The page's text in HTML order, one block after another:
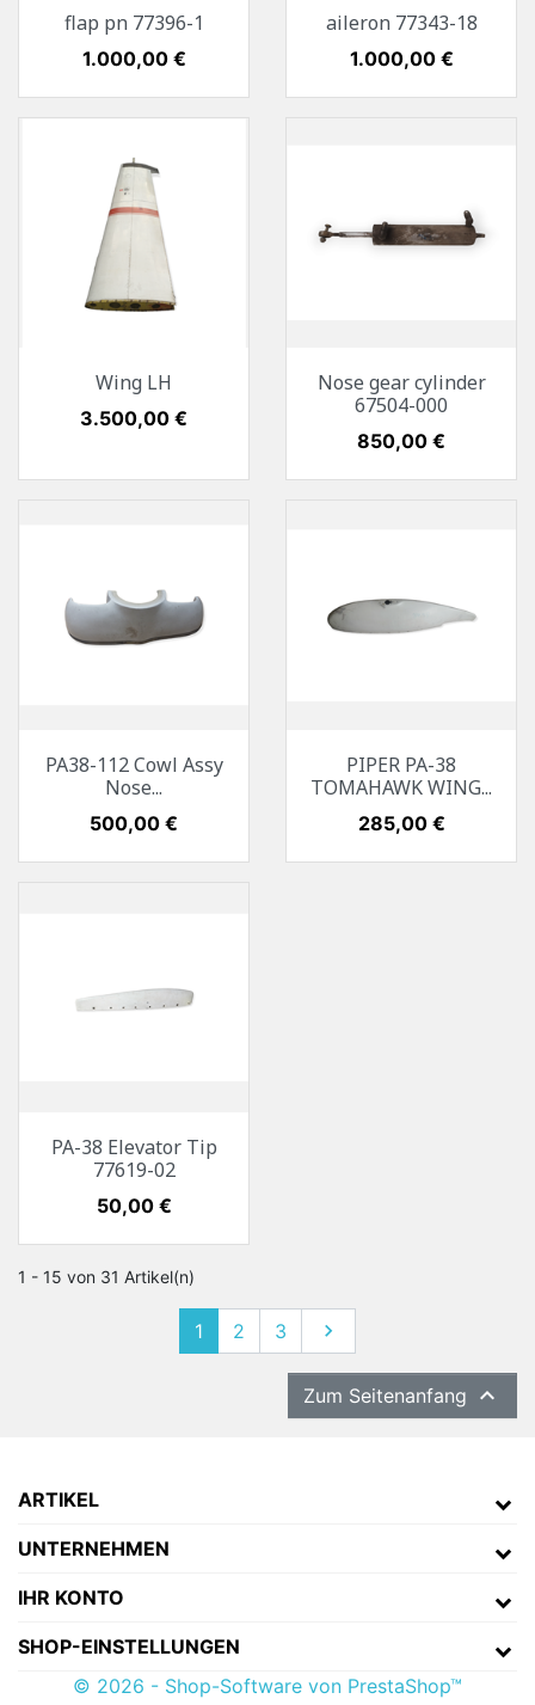
flap pn 77396-1
Preis
1.000,00 €
aileron 77343-18
Preis
1.000,00 €
Wing LH
Preis
3.500,00 €
Nose gear cylinder
67504-000
Preis
850,00 €
PA38-112 Cowl Assy
Nose...
Preis
500,00 €
PIPER PA-38
TOMAHAWK WING...
Preis
285,00 €
PA-38 Elevator Tip
77619-02
Preis
50,00 €
1 - 15 von 31 Artikel(n)
1 2 3 Weiter

Zum Seitenanfang 
ARTIKEL
UNTERNEHMEN
IHR KONTO
SHOP-EINSTELLUNGEN
© 2026 - Shop-Software von PrestaShop™